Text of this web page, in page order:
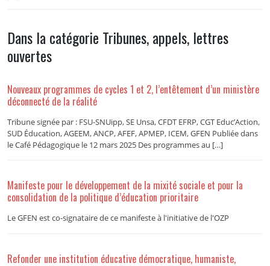
Dans la catégorie Tribunes, appels, lettres
ouvertes
Nouveaux programmes de cycles 1 et 2, l’entêtement d’un ministère
déconnecté de la réalité
Tribune signée par : FSU-SNUipp, SE Unsa, CFDT EFRP, CGT Educ’Action,
SUD Éducation, AGEEM, ANCP, AFEF, APMEP, ICEM, GFEN Publiée dans
le Café Pédagogique le 12 mars 2025 Des programmes au […]
Manifeste pour le développement de la mixité sociale et pour la
consolidation de la politique d’éducation prioritaire
Le GFEN est co-signataire de ce manifeste à l'initiative de l'OZP
Refonder une institution éducative démocratique, humaniste,